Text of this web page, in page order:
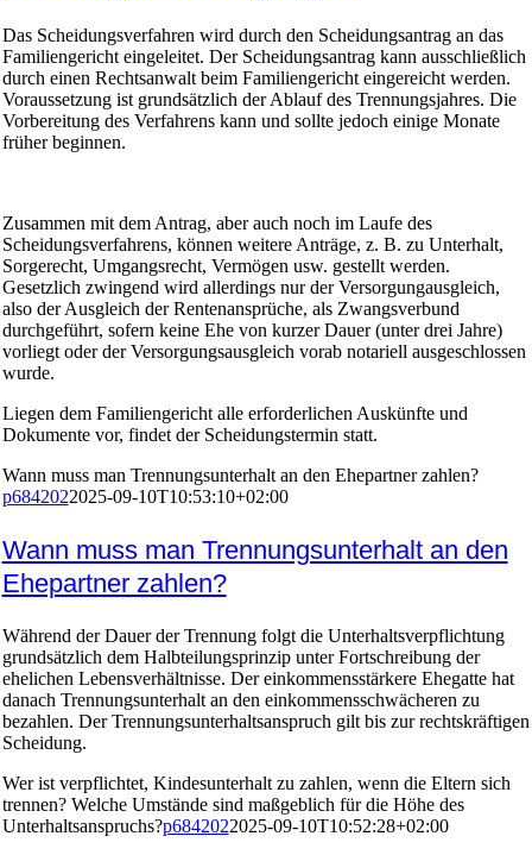
Das Scheidungsverfahren wird durch den Scheidungsantrag an das
Familiengericht eingeleitet. Der Scheidungsantrag kann ausschließlich
durch einen Rechtsanwalt beim Familiengericht eingereicht werden.
Voraussetzung ist grundsätzlich der Ablauf des Trennungsjahres. Die
Vorbereitung des Verfahrens kann und sollte jedoch einige Monate
früher beginnen.
Zusammen mit dem Antrag, aber auch noch im Laufe des
Scheidungsverfahrens, können weitere Anträge, z. B. zu Unterhalt,
Sorgerecht, Umgangsrecht, Vermögen usw. gestellt werden.
Gesetzlich zwingend wird allerdings nur der Versorgungausgleich,
also der Ausgleich der Rentenansprüche, als Zwangsverbund
durchgeführt, sofern keine Ehe von kurzer Dauer (unter drei Jahre)
vorliegt oder der Versorgungsausgleich vorab notariell ausgeschlossen
wurde.
Liegen dem Familiengericht alle erforderlichen Auskünfte und
Dokumente vor, findet der Scheidungstermin statt.
Wann muss man Trennungsunterhalt an den Ehepartner zahlen?
p6842022025-09-10T10:53:10+02:00
Wann muss man Trennungsunterhalt an den
Ehepartner zahlen?
Während der Dauer der Trennung folgt die Unterhaltsverpflichtung
grundsätzlich dem Halbteilungsprinzip unter Fortschreibung der
ehelichen Lebensverhältnisse. Der einkommensstärkere Ehegatte hat
danach Trennungsunterhalt an den einkommensschwächeren zu
bezahlen. Der Trennungsunterhaltsanspruch gilt bis zur rechtskräftigen
Scheidung.
Wer ist verpflichtet, Kindesunterhalt zu zahlen, wenn die Eltern sich
trennen? Welche Umstände sind maßgeblich für die Höhe des
Unterhaltsanspruchs?p6842022025-09-10T10:52:28+02:00